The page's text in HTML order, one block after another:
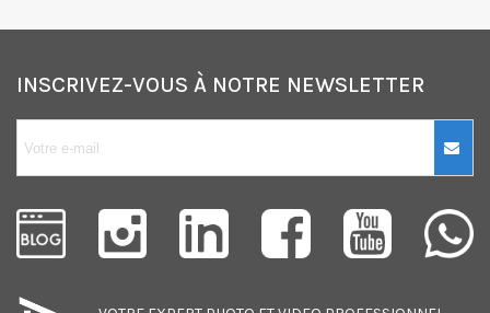
INSCRIVEZ-VOUS À NOTRE NEWSLETTER
10€ OFFERTS sur
votre premier
achat !